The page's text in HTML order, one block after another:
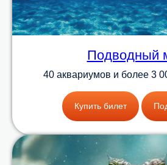
Подводный
40 аквариумов и более 3
Купить билет